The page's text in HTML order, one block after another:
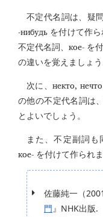
不定代名詞は、疑
-нибудь を付けて作ら
不定代名詞、 кое- を
の違いを覚えましょう
次に、некто, нечто
の他の不定代名詞は
とよいでしょう。
また、不定副詞
кое- を付けて作られま
佐藤純一（
門』NHK出版.